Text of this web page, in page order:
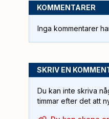
KOMMENTARER
Inga kommentarer
SKRIV EN
Du kan inte skriva
timmar efter det att